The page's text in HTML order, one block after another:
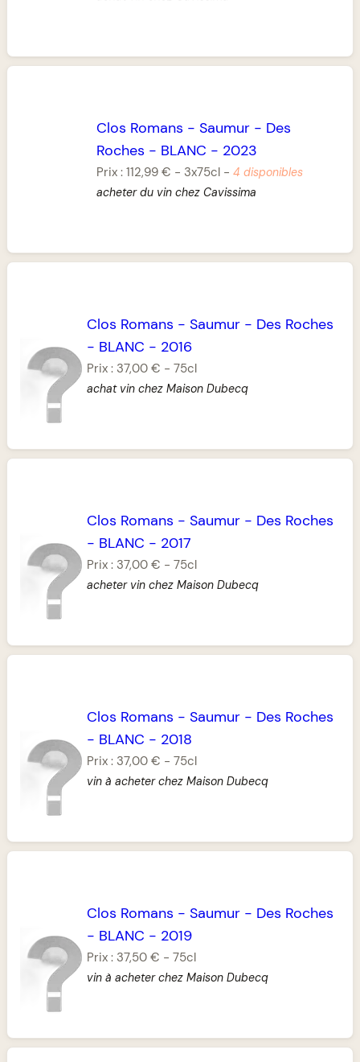
Clos Romans - Saumur- Des
Roches - BLANC - 2023
Prix : 112,99 € - 3x75cl- 4 disponibles
acheter du vin chez Cavissima
Clos Romans - Saumur- Des Roches
- BLANC - 2016
Prix : 37,00 € - 75cl
achat vin chez Maison Dubecq
Clos Romans - Saumur- Des Roches
- BLANC - 2017
Prix : 37,00 € - 75cl
acheter vin chez Maison Dubecq
Clos Romans - Saumur- Des Roches
- BLANC - 2018
Prix : 37,00 € - 75cl
vin à acheter chez Maison Dubecq
Clos Romans - Saumur- Des Roches
- BLANC - 2019
Prix : 37,50 € - 75cl
vin à acheter chez Maison Dubecq